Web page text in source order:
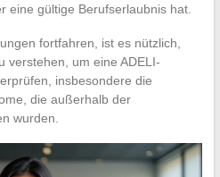
eine gültige Berufserlaubnis hat.
fortfahren, ist es nützlich,
verstehen, um eine ADELI-
insbesondere die
die außerhalb der
wurden.